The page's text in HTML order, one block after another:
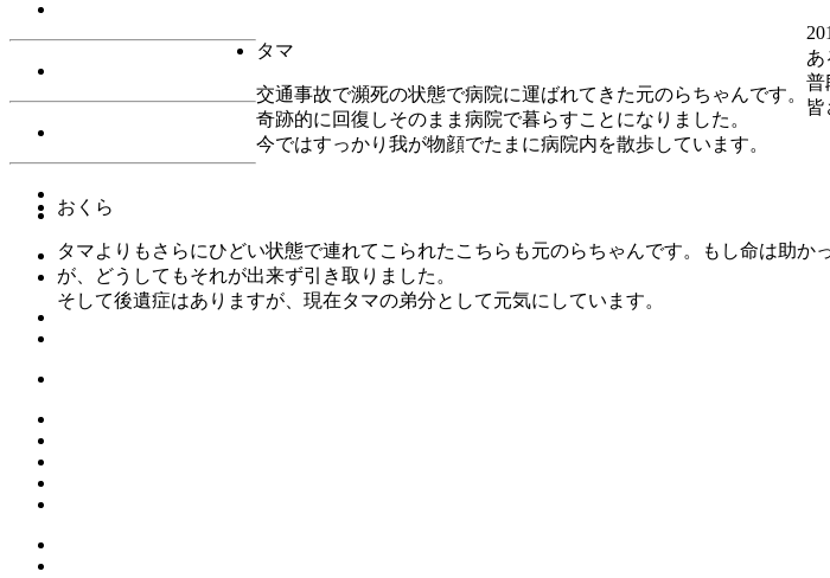
あ
普
皆
タマ
交通事故で瀕死の状態で病院に運ばれてきた元のらちゃんです。
奇跡的に回復しそのまま病院で暮らすことになりました。
今ではすっかり我が物顔でたまに病院内を散歩しています。
おくら
タマよりもさらにひどい状態で連れてこられたこちらも元のらちゃんです。もし命は助
が、どうしてもそれが出来ず引き取りました。
そして後遺症はありますが、現在タマの弟分として元気にしています。